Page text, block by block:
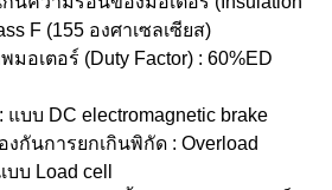
F (155 องศาเซลเซียส)
อเตอร์ (Duty Factor) : 60%ED
แบบ DC electromagnetic brake
งกันการยกเกินพิกัด : Overload
บ Load cell